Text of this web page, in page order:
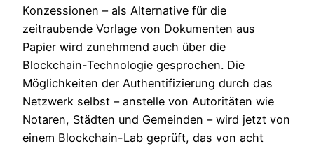
Konzessionen – als Alternative für die
zeitraubende Vorlage von Dokumenten aus
Papier wird zunehmend auch über die
Blockchain-Technologie gesprochen. Die
Möglichkeiten der Authentifizierung durch das
Netzwerk selbst – anstelle von Autoritäten wie
Notaren, Städten und Gemeinden – wird jetzt von
einem Blockchain-Lab geprüft, das von acht